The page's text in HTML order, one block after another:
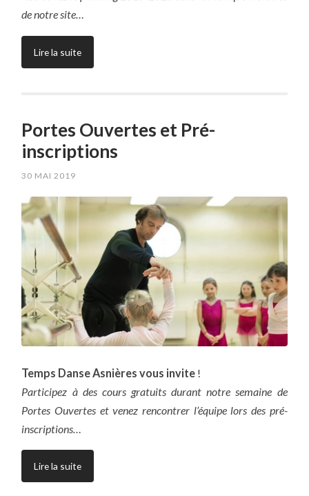
de notre site…
Lire la suite
Portes Ouvertes et Pré-
inscriptions
30 MAI 2019
Temps Danse Asnières vous invite !
Participez à des cours gratuits durant notre semaine de
Portes Ouvertes et venez rencontrer l’équipe lors des pré-
inscriptions…
Lire la suite